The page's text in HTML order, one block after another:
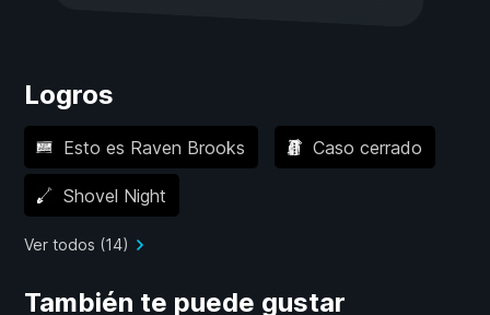
Logros
Esto es Raven Brooks Caso cerrado
Shovel Night
Ver todos (14)
También te puede gustar